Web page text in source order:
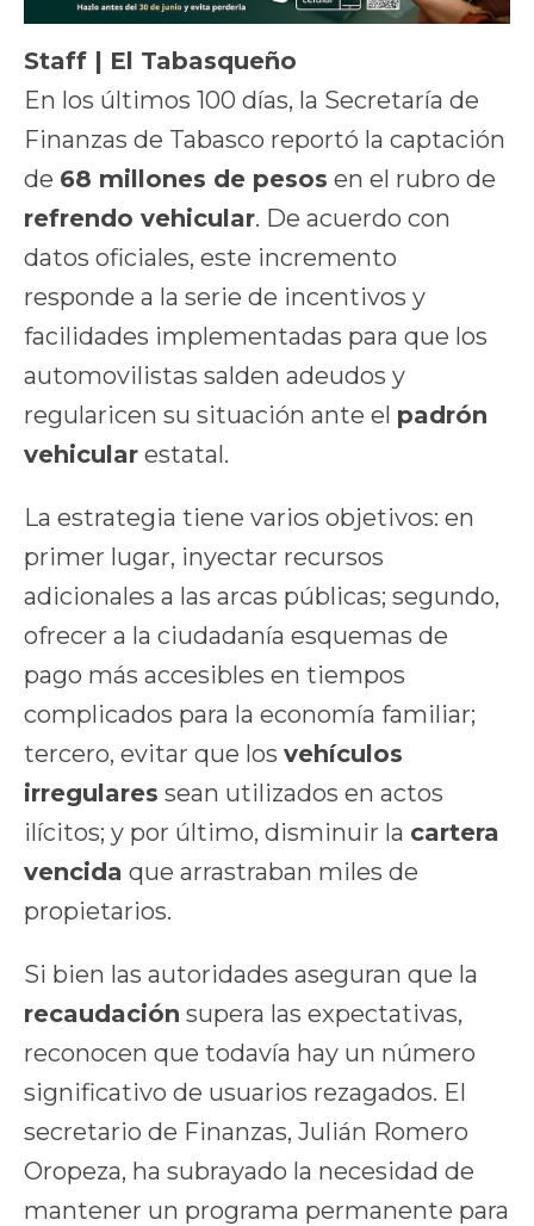
Staff | El Tabasqueño
En los últimos 100 días, la Secretaría de
Finanzas de Tabasco reportó la captación
de 68 millones de pesos en el rubro de
refrendo vehicular. De acuerdo con
datos oficiales, este incremento
responde a la serie de incentivos y
facilidades implementadas para que los
automovilistas salden adeudos y
regularicen su situación ante el padrón
vehicular estatal.
La estrategia tiene varios objetivos: en
primer lugar, inyectar recursos
adicionales a las arcas públicas; segundo,
ofrecer a la ciudadanía esquemas de
pago más accesibles en tiempos
complicados para la economía familiar;
tercero, evitar que los vehículos
irregulares sean utilizados en actos
ilícitos; y por último, disminuir la cartera
vencida que arrastraban miles de
propietarios.
Si bien las autoridades aseguran que la
recaudación supera las expectativas,
reconocen que todavía hay un número
significativo de usuarios rezagados. El
secretario de Finanzas, Julián Romero
Oropeza, ha subrayado la necesidad de
mantener un programa permanente para